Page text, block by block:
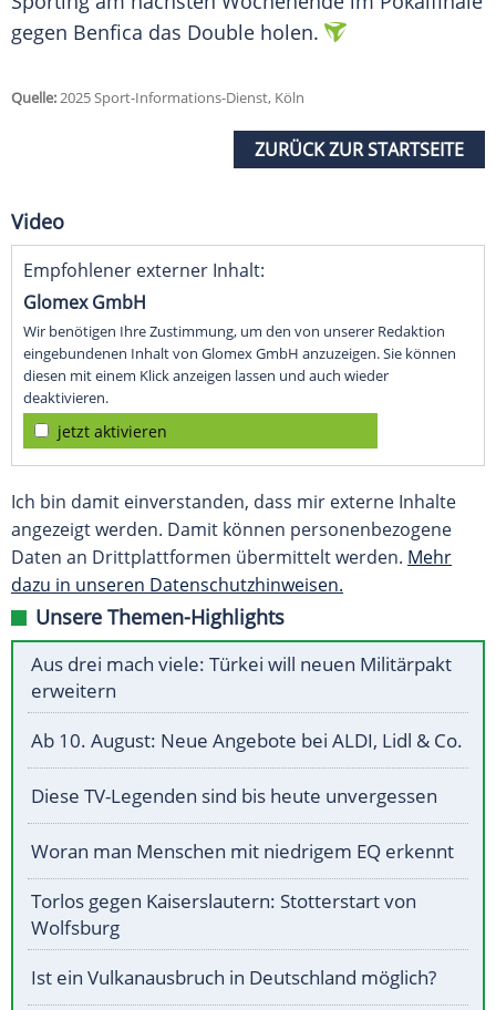
gegen Benfica das Double holen.
Quelle:2025 Sport-Informations-Dienst, Köln
ZURÜCK ZUR STARTSEITE
Video
Empfohlener externer Inhalt:
Glomex GmbH
Wir benötigen Ihre Zustimmung, um den von unserer Redaktion
eingebundenen Inhalt von Glomex GmbH anzuzeigen. Sie können
diesen mit einem Klick anzeigen lassen und auch wieder
deaktivieren.
jetzt aktivieren
Ich bin damit einverstanden, dass mir externe Inhalte
angezeigt werden. Damit können personenbezogene
Daten an Drittplattformen übermittelt werden. Mehr
dazu in unseren Datenschutzhinweisen.
Unsere Themen-Highlights
Aus drei mach viele: Türkei will neuen Militärpakt
erweitern
Ab 10. August: Neue Angebote bei ALDI, Lidl & Co.
Diese TV-Legenden sind bis heute unvergessen
Woran man Menschen mit niedrigem EQ erkennt
Torlos gegen Kaiserslautern: Stotterstart von
Wolfsburg
Ist ein Vulkanausbruch in Deutschland möglich?